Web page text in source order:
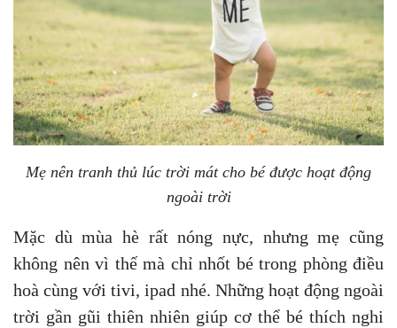
Mẹ nên tranh thủ lúc trời mát cho bé được hoạt động
ngoài trời
Mặc dù mùa hè rất nóng nực, nhưng mẹ cũng
không nên vì thế mà chỉ nhốt bé trong phòng điều
hoà cùng với tivi, ipad nhé. Những hoạt động ngoài
trời gần gũi thiên nhiên giúp cơ thể bé thích nghi